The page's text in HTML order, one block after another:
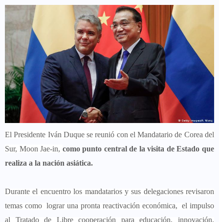
El Presidente Iván Duque se reunió con el Mandatario de Corea del
Sur, Moon Jae-in, como punto central de la visita de Estado que
realiza a la nación asiática.
Durante el encuentro los mandatarios y sus delegaciones revisaron
temas como lograr una pronta reactivación económica, el impulso
al Tratado de Libre cooperación para educación, innovación,